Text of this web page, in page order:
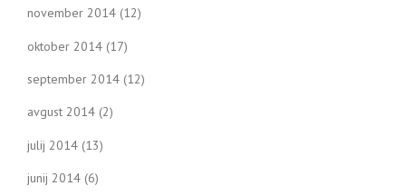
november 2014 (12)
oktober 2014 (17)
september 2014 (12)
avgust 2014 (2)
julij 2014 (13)
junij 2014 (6)